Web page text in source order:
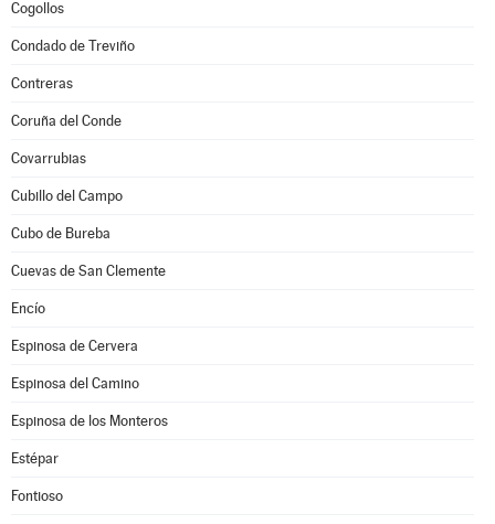
Cogollos
Condado de Treviño
Contreras
Coruña del Conde
Covarrubias
Cubillo del Campo
Cubo de Bureba
Cuevas de San Clemente
Encío
Espinosa de Cervera
Espinosa del Camino
Espinosa de los Monteros
Estépar
Fontioso